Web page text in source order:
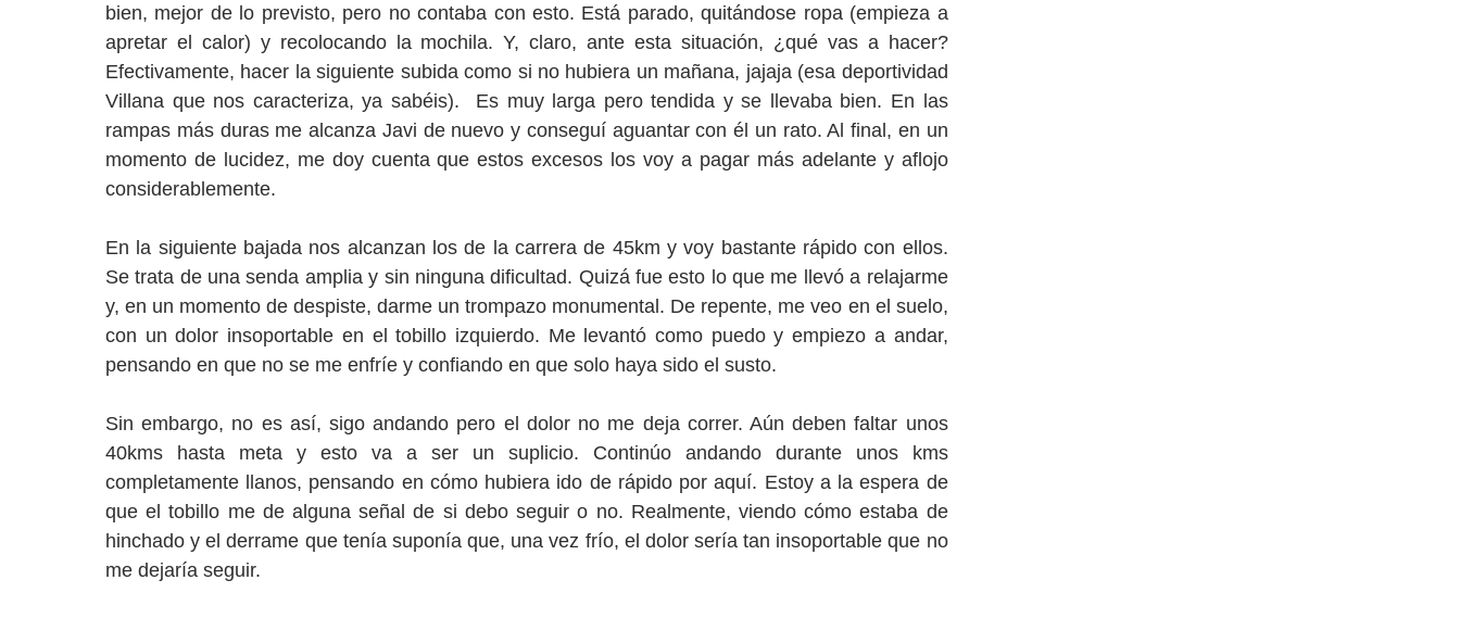
bien, mejor de lo previsto, pero no contaba con esto. Está parado, quitándose ropa (empieza a
apretar el calor) y recolocando la mochila. Y, claro, ante esta situación, ¿qué vas a hacer?
Efectivamente, hacer la siguiente subida como si no hubiera un mañana, jajaja (esa deportividad
Villana que nos caracteriza, ya sabéis). Es muy larga pero tendida y se llevaba bien. En las
rampas más duras me alcanza Javi de nuevo y conseguí aguantar con él un rato. Al final, en un
momento de lucidez, me doy cuenta que estos excesos los voy a pagar más adelante y aflojo
considerablemente.
En la siguiente bajada nos alcanzan los de la carrera de 45km y voy bastante rápido con ellos.
Se trata de una senda amplia y sin ninguna dificultad. Quizá fue esto lo que me llevó a relajarme
y, en un momento de despiste, darme un trompazo monumental. De repente, me veo en el suelo,
con un dolor insoportable en el tobillo izquierdo. Me levantó como puedo y empiezo a andar,
pensando en que no se me enfríe y confiando en que solo haya sido el susto.
Sin embargo, no es así, sigo andando pero el dolor no me deja correr. Aún deben faltar unos
40kms hasta meta y esto va a ser un suplicio. Continúo andando durante unos kms
completamente llanos, pensando en cómo hubiera ido de rápido por aquí. Estoy a la espera de
que el tobillo me de alguna señal de si debo seguir o no. Realmente, viendo cómo estaba de
hinchado y el derrame que tenía suponía que, una vez frío, el dolor sería tan insoportable que no
me dejaría seguir.